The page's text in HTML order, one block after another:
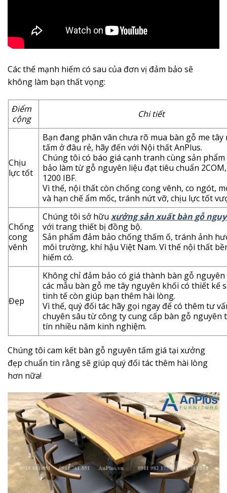
Các thế mạnh hiếm có sau của đơn vị đảm bảo sẽ
không làm bạn thất vọng:
Điểm
cộng
Chi tiết
Chịu
lực tốt
Bạn đang phân vân chưa rõ mua bàn gỗ me tây
tấm ở đâu rẻ, hãy đến với Nội thất AnPlus.
Chúng tôi có báo giá cạnh tranh cùng sản phẩm
bảo làm từ gỗ nguyên liệu đạt tiêu chuẩn
1200 IBF.
Vì thế, nội thất còn chống cong vênh, co ngót,
và hạn chế ẩm mốc, tránh nứt vỡ, chịu lực tốt
Chống
cong
vênh
Chúng tôi sở hữuxưởng sản xuất bàn gỗ
với trang thiết bị đồng bộ.
Sản phẩm đảm bảo chống thấm ố, tránh ảnh
môi trường, khí hậu Việt Nam. Vì thế nội thất
hiếm có.
Đẹp
Không chỉ đảm bảo có giá thành bàn gỗ
các mẫu bàn gỗ me tây nguyên khối có thiết kế
tinh tế còn giúp bạn thêm hài lòng.
Vì thế, quý đối tác hãy gọi ngay để có thêm tư
chuyên sâu từ công ty cung cấp bàn gỗ nguyên
tín nhiều năm kinh nghiệm.
Chúng tôi cam kết bàn gỗ nguyên tấm giá tại xưởng
đẹp chuẩn tin rằng sẽ giúp quý đối tác thêm hài lòng
hơn nữa!